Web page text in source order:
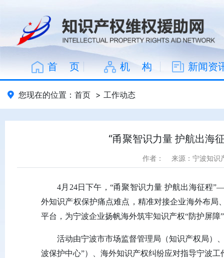
首 页 机 构 新闻资
您现在的位置： 首页 > 工作动态
“甬聚智识力量 护航出海
作者： 来源：宁波知识
4月24日下午，“甬聚智识力量 护航出海征程
外知识产权保护痛点难点，精准对接企业海外布
平台，为宁波企业扬帆海外筑牢知识产权“防护屏障
活动由宁波市市场监督管理局（知识产权局）
波保护中心”）、海外知识产权纠纷应对指导宁波